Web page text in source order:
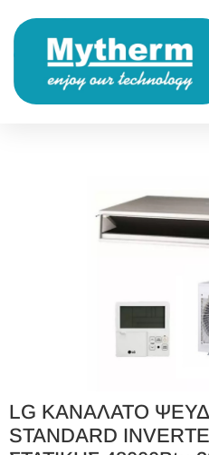
LG ΚΑΝΑΛΑΤΟ
STANDARD